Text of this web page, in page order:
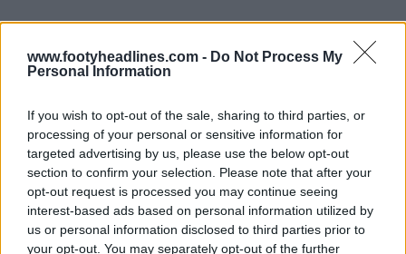
www.footyheadlines.com - Do Not Process My
Personal Information
If you wish to opt-out of the sale, sharing to third parties, or
processing of your personal or sensitive information for
targeted advertising by us, please use the below opt-out
section to confirm your selection. Please note that after your
opt-out request is processed you may continue seeing
interest-based ads based on personal information utilized by
us or personal information disclosed to third parties prior to
your opt-out. You may separately opt-out of the further
Que penses-tu de la décision du FC Barcelone
d'attribuer le numéro 10 à Lamine Yamal ? Est-ce une